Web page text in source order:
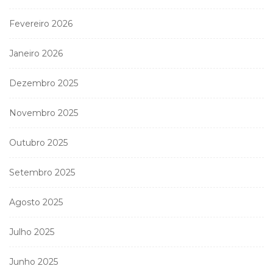
Fevereiro 2026
Janeiro 2026
Dezembro 2025
Novembro 2025
Outubro 2025
Setembro 2025
Agosto 2025
Julho 2025
Junho 2025